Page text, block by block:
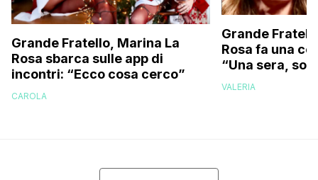
Grande Fratello, Marina La
Rosa sbarca sulle app di
incontri: “Ecco cosa cerco”
CAROLA
Grande
Rosa fa una
“Una sera,
eravamo più
VALERIA